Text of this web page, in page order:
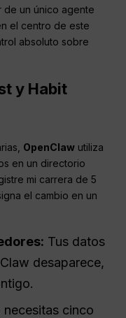
de un único agente
el centro de este
absoluto sobre
y Habit
OpenClaw utiliza
en un directorio
mi carrera de 5
el cambio en un
Tus datos
desaparece,
necesitas cinco